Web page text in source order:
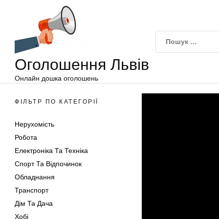
Оголошення Львів
Онлайн дошка оголошень
ФІЛЬТР ПО КАТЕГОРІЇ
Нерухомість
Робота
Електроніка Та Техніка
Спорт Та Відпочинок
Обладнання
Транспорт
Дім Та Дача
Хобі